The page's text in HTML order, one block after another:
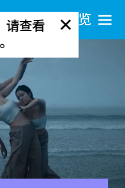
网站导览
请查看
。